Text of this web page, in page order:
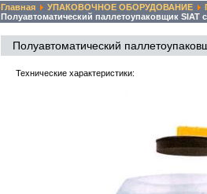
Главная УПАКОВОЧНОЕ ОБОРУДОВАНИЕ
Полуавтоматический паллетоупаковщик SIAT
Полуавтоматический
Технические характеристики: